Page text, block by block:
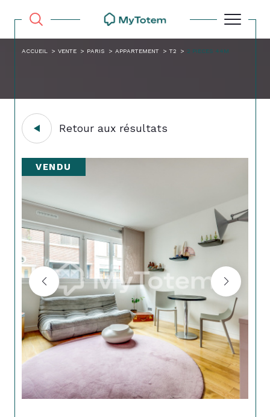
ACCUEIL VENTE PARIS APPARTEMENT T2 2 PIECES 44M
Retour aux résultats
VENDU